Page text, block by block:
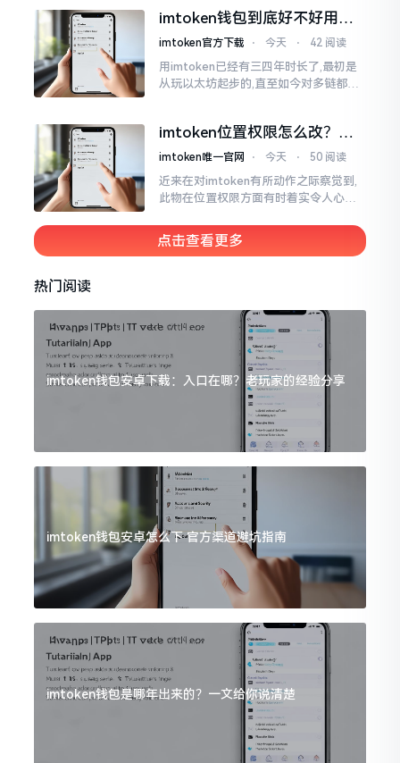
睹过非常多的人
imtoken钱包到底好不好用？
老玩家说说真实体验
imtoken官方下载 ⋅ 今天 ⋅ 42 阅读
用imtoken已经有三四年时长了,最初是
从玩以太坊起步的,直至如今对多链都有
imtoken位置权限怎么改？手
把手教你搞定
imtoken唯一官网 ⋅ 今天 ⋅ 50 阅读
近来在对imtoken有所动作之际察觉到,
此物在位置权限方面有时着实令人心生
障情况,致使我呈现出一脸茫然不知所措
的模样
点击查看更多
热门阅读
imtoken钱包安卓下载：入口在哪？老玩家的经验分享
imtoken钱包安卓怎么下 官方渠道避坑指南
imtoken钱包是哪年出来的？一文给你说清楚